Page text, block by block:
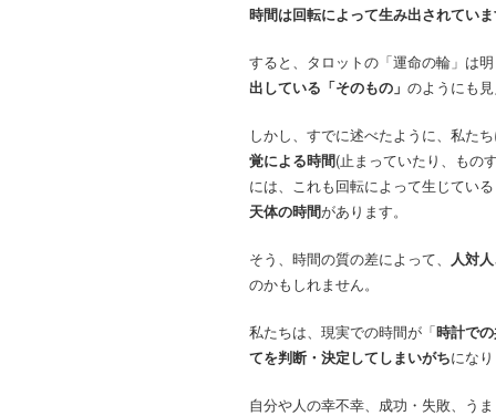
時間は回転によって生み出されてい
すると、タロットの「運命の輪」は
出している「そのもの」 のようにも
しかし、すでに述べたように、私た
覚による時間(止まっていたり、もの
には、これも回転によって生じてい
天体の時間があります。
そう、時間の質の差によって、 人対
のかもしれません。
私たちは、現実での時間が「時計で
てを判断・決定してしまいがちにな
自分や人の幸不幸、成功・失敗、う